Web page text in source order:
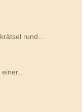
rund…
einer…